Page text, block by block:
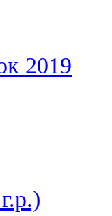
2019